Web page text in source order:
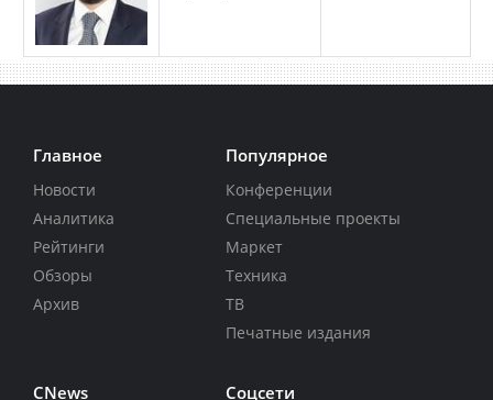
Главное
Новости
Аналитика
Рейтинги
Обзоры
Архив
Популярное
Конференции
Специальные проекты
Маркет
Техника
ТВ
Печатные издания
CNews Соцсети